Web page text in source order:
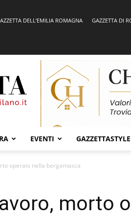
DELL’EMILIA ROMAGNA GAZZETTA DI
EVENTI GAZZETTASTYLE
operaio nella bergamasca
morto